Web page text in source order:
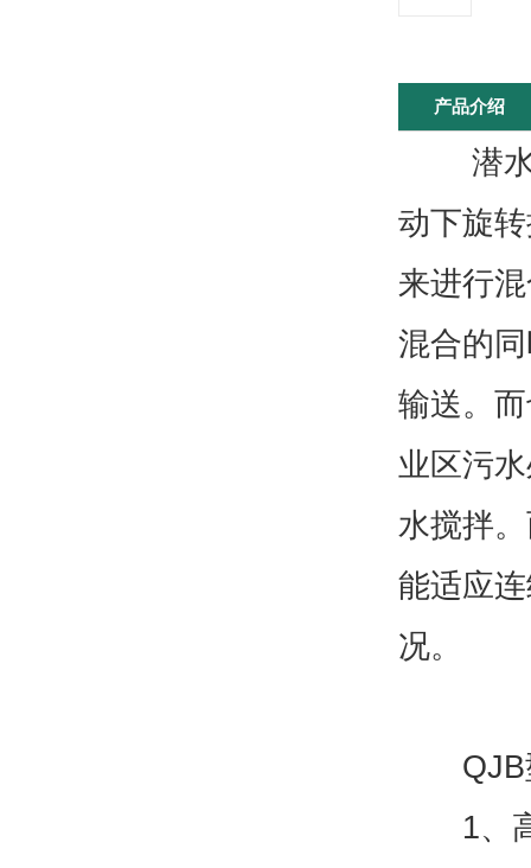
产品介绍
潜水搅
动下旋
来进行
混合的
输送。
业区污
水搅拌
能适应
况。
QJB型
1、高